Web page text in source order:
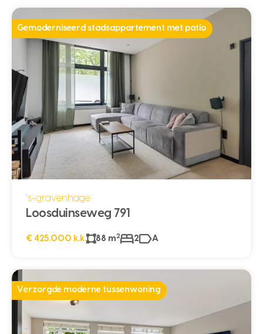
Gemoderniseerd stadsappartement met patio
's-gravenhage
Loosduinseweg 791
€ 425.000 k.k. 88 m2 2 A
Verzorgde moderne tussenwoning